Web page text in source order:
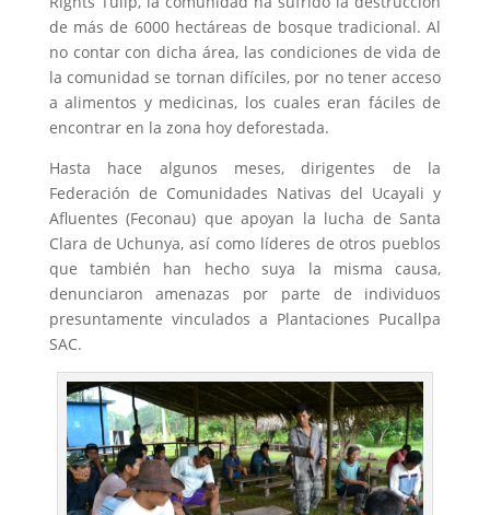
de más de 6000 hectáreas de bosque tradicional. Al
no contar con dicha área, las condiciones de vida de
la comunidad se tornan difíciles, por no tener acceso
a alimentos y medicinas, los cuales eran fáciles de
encontrar en la zona hoy deforestada.
Hasta hace algunos meses, dirigentes de la
Federación de Comunidades Nativas del Ucayali y
Afluentes (Feconau) que apoyan la lucha de Santa
Clara de Uchunya, así como líderes de otros pueblos
que también han hecho suya la misma causa,
denunciaron amenazas por parte de individuos
presuntamente vinculados a Plantaciones Pucallpa
SAC.